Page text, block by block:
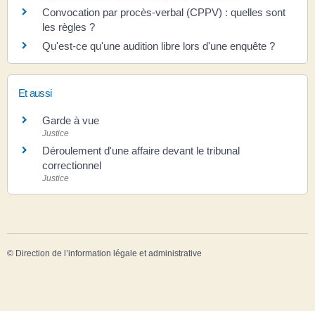
Convocation par procès-verbal (CPPV) : quelles sont
les règles ?
Qu'est-ce qu'une audition libre lors d'une enquête ?
Et aussi
Garde à vue
Justice
Déroulement d'une affaire devant le tribunal
correctionnel
Justice
© Direction de l’information légale et administrative